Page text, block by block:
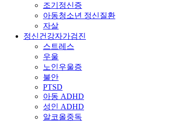
조기정신증
아동청소년 정신질환
자살
정신건강자가검진
스트레스
우울
노인우울증
불안
PTSD
아동 ADHD
성인 ADHD
알코올중독